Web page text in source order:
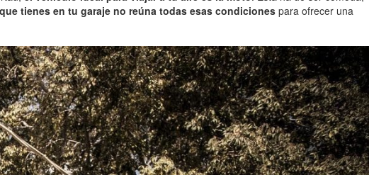
tienes en tu garaje no reúna todas esas condiciones para ofrecer una